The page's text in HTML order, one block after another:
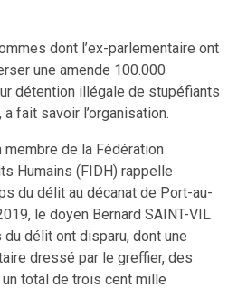
dont l’ex-parlementaire ont
une amende 100.000
détention illégale de stupéfiants
fait savoir l’organisation.
de la Fédération
Humains (FIDH) rappelle
du délit au décanat de Port-au-
le doyen Bernard SAINT-VIL
délit ont disparu, dont une
dressé par le greffier, des
total de trois cent mille